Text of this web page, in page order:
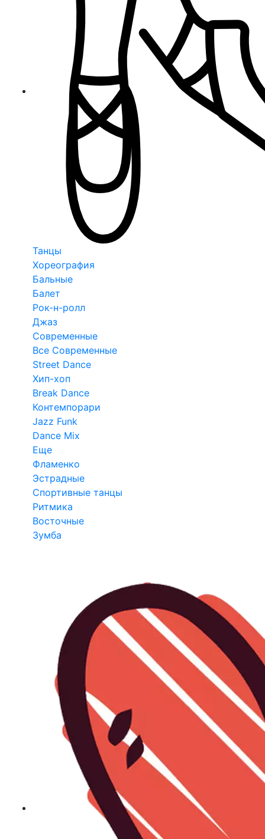
Танцы
Хореография
Бальные
Балет
Рок-н-ролл
Джаз
Современные
Все Современные
Street Dance
Хип-хоп
Break Dance
Контемпорари
Jazz Funk
Dance Mix
Еще
Фламенко
Эстрадные
Спортивные танцы
Ритмика
Восточные
Зумба